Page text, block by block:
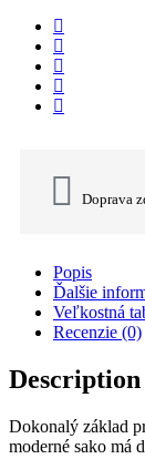
Doprava
Popis
Ďalšie
Veľkostná
Recenzie (0)
Description
Dokonalý základ
moderné sako má